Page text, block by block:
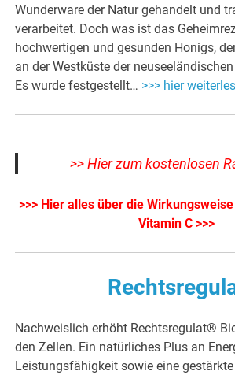
Wunderware der Natur gehandelt und
verarbeitet. Doch was ist das
hochwertigen und gesunden Honigs,
an der Westküste der
Es wurde festgestellt… >>> hier
>> Hier zum kostenlosen
>>> Hier alles über die
Vitamin C >>>
Nachweislich erhöht Rechtsregulat®
den Zellen. Ein natürliches Plus an
Leistungsfähigkeit sowie eine